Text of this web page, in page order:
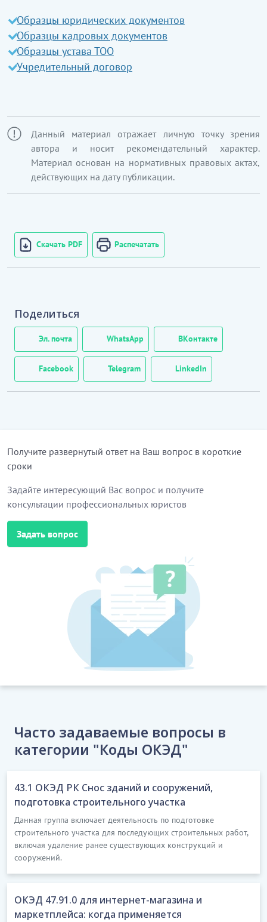
Образцы юридических документов
Образцы кадровых документов
Образцы устава ТОО
Учредительный договор
Данный материал отражает личную точку зрения
автора и носит рекомендательный характер.
Материал основан на нормативных правовых актах,
действующих на дату публикации.
Скачать PDF Распечатать
Поделиться
Эл. почта WhatsApp ВКонтакте
Facebook Telegram LinkedIn
Получите развернутый ответ на Ваш вопрос в короткие
сроки
Задайте интересующий Вас вопрос и получите
консультации профессиональных юристов
Задать вопрос
Часто задаваемые вопросы в
категории "Коды ОКЭД"
43.1 ОКЭД РК Снос зданий и сооружений,
подготовка строительного участка
Данная группа включает деятельность по подготовке
строительного участка для последующих строительных работ,
включая удаление ранее существующих конструкций и
сооружений.
ОКЭД 47.91.0 для интернет-магазина и
маркетплейса: когда применяется